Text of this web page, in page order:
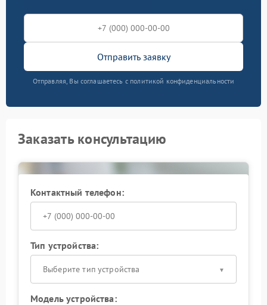
Отправить заявку
Отправляя, Вы соглашаетесь с политикой конфиденциальности
Заказать консультацию
Контактный телефон:
Тип устройства:
Выберите тип устройства
Модель устройства: